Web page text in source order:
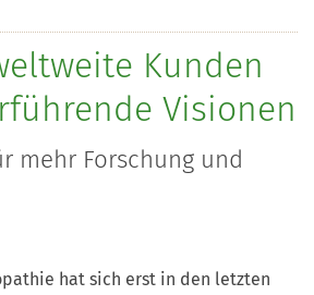
Kunden
Visionen
mehr Forschung und
hat sich erst in den letzten